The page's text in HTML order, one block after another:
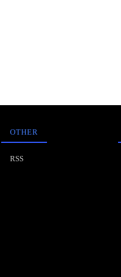
OTHER
RSS